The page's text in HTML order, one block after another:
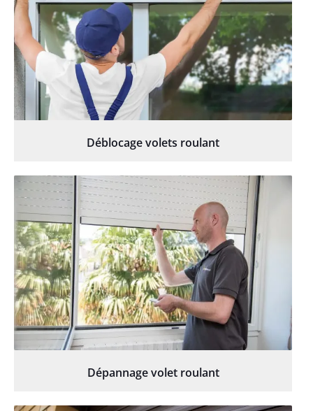
Déblocage volets roulant
Dépannage volet roulant